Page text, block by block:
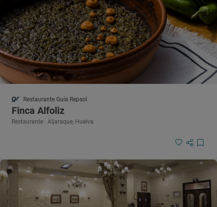
Restaurante Guía Repsol
Finca Alfoliz
Restaurante · Aljaraque, Huelva